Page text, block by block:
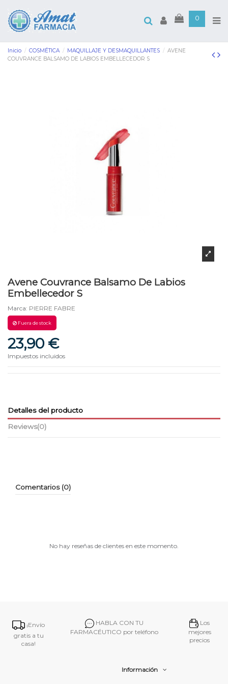
0
Inicio COSMÉTICA MAQUILLAJE Y DESMAQUILLANTES
AVENE
COUVRANCE BALSAMO DE LABIOS EMBELLECEDOR S
Avene Couvrance Balsamo De Labios
Embellecedor S
Marca: PIERRE FABRE
Fuera de stock
23,90 €
Impuestos incluidos
Detalles del producto
Reviews(0)
Comentarios (0)
No hay reseñas de clientes en este momento.
¡Envío
gratis a tu
casa!
HABLA CON TU
FARMACÉUTICO por teléfono
Los
mejores
precios
Información